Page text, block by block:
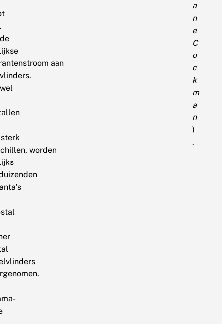
aan
worden
a
n
e
C
o
c
k
m
a
n
)
.